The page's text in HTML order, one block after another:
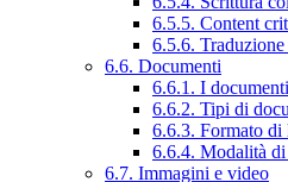
6.5.5. Content
6.5.6.
6.6. Documenti
6.6.1. I
6.6.2. Tipi di
6.6.3. Formato di
6.6.4. Modalità
6.7. Immagini e video